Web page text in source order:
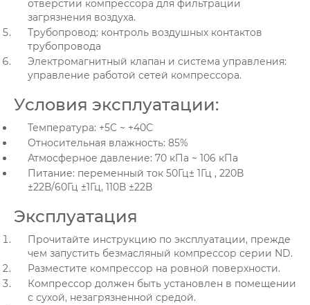
отверстии компрессора для фильтрации
загрязнения воздуха.
Трубопровод: контроль воздушных контактов
трубопровода
Электромагнитный клапан и система управления:
управление работой сетей компрессора.
Условия эксплуатации:
Температура: +5C ~ +40C
Относительная влажность: 85%
Атмосферное давление: 70 кПa ~ 106 кПа
Питание: переменный ток 50Гц± 1Гц , 220В
±22В/60Гц ±1Гц, 110В ±22В
Эксплуатация
Прочитайте инструкцию по эксплуатации, прежде
чем запустить безмасляный компрессор серии ND.
Разместите компрессор на ровной поверхности.
Компрессор должен быть установлен в помещении
с сухой, незагрязненной средой.